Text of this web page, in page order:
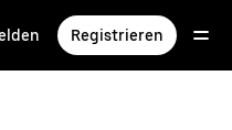
Registrieren